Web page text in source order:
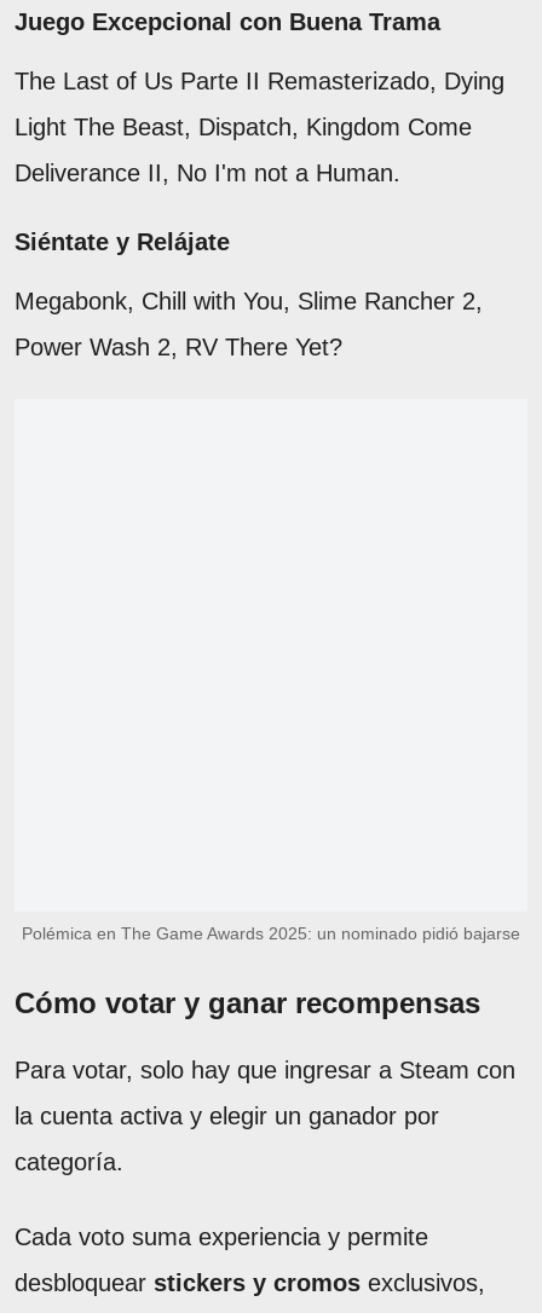
Juego Excepcional con Buena Trama
The Last of Us Parte II Remasterizado, Dying
Light The Beast, Dispatch, Kingdom Come
Deliverance II, No I'm not a Human.
Siéntate y Relájate
Megabonk, Chill with You, Slime Rancher 2,
Power Wash 2, RV There Yet?
Polémica en The Game Awards 2025: un nominado pidió bajarse
Cómo votar y ganar recompensas
Para votar, solo hay que ingresar a Steam con
la cuenta activa y elegir un ganador por
categoría.
Cada voto suma experiencia y permite
desbloquear stickers y cromos exclusivos,